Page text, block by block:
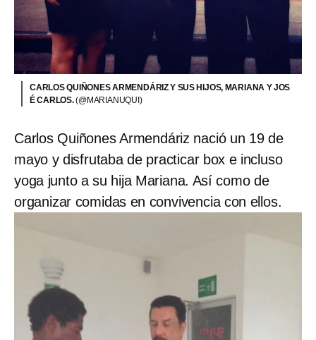
CARLOS QUIÑONES ARMENDÁRIZ Y SUS HIJOS, MARIANA Y JOS
É CARLOS.(@MARIANUQUI)
Carlos Quiñones Armendáriz nació un 19 de
mayo y disfrutaba de practicar box e incluso
yoga junto a su hija Mariana. Así como de
organizar comidas en convivencia con ellos.